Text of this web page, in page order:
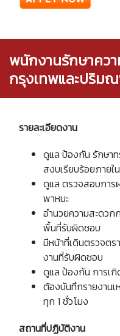
พนักงานรักษาคว
กรุงเทพและปริม
รายละเอียดงาน
ดูแล ป้องกัน รักษา
สงบเรียบร้อยภาย
ดูแล ตรวจสอบการ
พาหนะ
อำนวยความสะดวก
พื้นที่รับผิดชอบ
มีหน้าที่เดินตรวจต
งานที่รับผิดชอบ
ดูแล ป้องกัน การเกิ
ต้องบันทึกรายงาน
ทุก 1 ชั่วโมง
สถานที่ปฏิบัติงาน